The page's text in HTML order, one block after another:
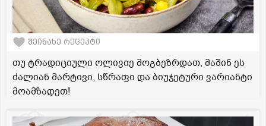
შეინახე რეცეპტი
თუ ტრადიციული ოლივიე მოგბეზრდათ, მაშინ ეს
ძალიან მარტივი, სწრაფი და ბიუჯეტური ვარიანტი
მოამზადეთ!